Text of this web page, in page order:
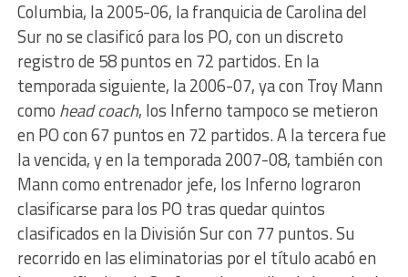
Columbia, la 2005-06, la franquicia de Carolina del
Sur no se clasificó para los PO, con un discreto
registro de 58 puntos en 72 partidos. En la
temporada siguiente, la 2006-07, ya con Troy Mann
como head coach, los Inferno tampoco se metieron
en PO con 67 puntos en 72 partidos. A la tercera fue
la vencida, y en la temporada 2007-08, también con
Mann como entrenador jefe, los Inferno lograron
clasificarse para los PO tras quedar quintos
clasificados en la División Sur con 77 puntos. Su
recorrido en las eliminatorias por el título acabó en